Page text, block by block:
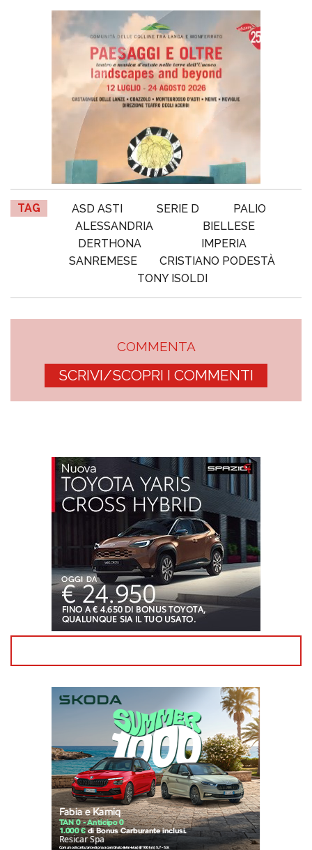
TAG ASD ASTI SERIE D
PALIO
ALESSANDRIA
BIELLESE
DERTHONA
IMPERIA
SANREMESE
CRISTIANO PODESTÀ
TONY ISOLDI
COMMENTA
SCRIVI/SCOPRI I COMMENTI